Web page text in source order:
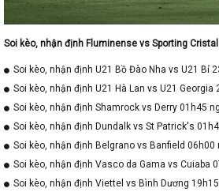
Soi kèo, nhận định Fluminense vs Sporting
Soi kèo, nhận định U21 Bồ Đào Nha vs U21 Bỉ
Soi kèo, nhận định U21 Hà Lan vs U21
Soi kèo, nhận định Shamrock vs Derry 01h45
Soi kèo, nhận định Dundalk vs St Patrick's
Soi kèo, nhận định Belgrano vs Banfield
Soi kèo, nhận định Vasco da Gama vs Cuiaba
Soi kèo, nhận định Viettel vs Bình Dương